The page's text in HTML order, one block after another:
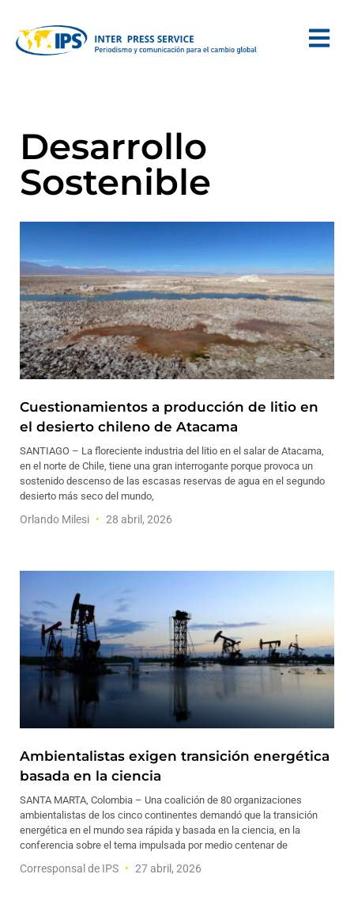
Desarrollo
Sostenible
Cuestionamientos a producción de litio en
el desierto chileno de Atacama
SANTIAGO – La floreciente industria del litio en el salar de Atacama,
en el norte de Chile, tiene una gran interrogante porque provoca un
sostenido descenso de las escasas reservas de agua en el segundo
desierto más seco del mundo,
Orlando Milesi 28 abril, 2026
Ambientalistas exigen transición energética
basada en la ciencia
SANTA MARTA, Colombia – Una coalición de 80 organizaciones
ambientalistas de los cinco continentes demandó que la transición
energética en el mundo sea rápida y basada en la ciencia, en la
conferencia sobre el tema impulsada por medio centenar de
Corresponsal de IPS 27 abril, 2026